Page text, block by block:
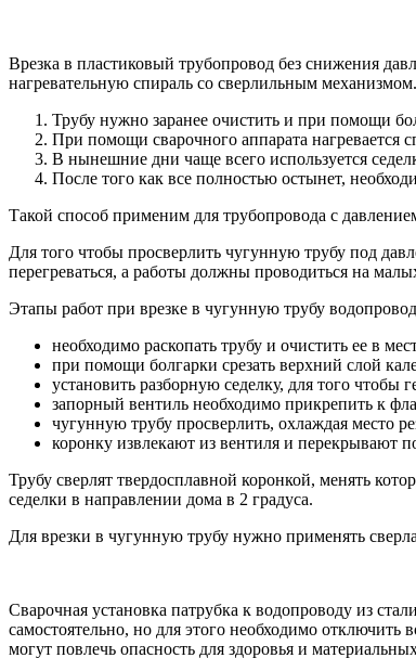
Врезка в пластиковый трубопровод без снижения
нагревательную спираль со сверлильным
Трубу нужно заранее очистить и при помощи
При помощи сварочного аппарата нагревается
В нынешние дни чаще всего используется
После того как все полностью остынет,
Такой способ применим для трубопровода с
Для того чтобы просверлить чугунную трубу под
перегреваться, а работы должны проводиться на
Этапы работ при врезке в чугунную трубу
необходимо раскопать трубу и очистить ее в
при помощи болгарки срезать верхний слой
установить разборную седелку, для того
запорный вентиль необходимо прикрепить к
чугунную трубу просверлить, охлаждая место
коронку извлекают из вентиля и перекрывают
Трубу сверлят твердосплавной коронкой, менять
седелки в направлении дома в 2 градуса.
Для врезки в чугунную трубу нужно применять
Сварочная установка патрубка к водопроводу из
самостоятельно, но для этого необходимо
могут повлечь опасность для здоровья и